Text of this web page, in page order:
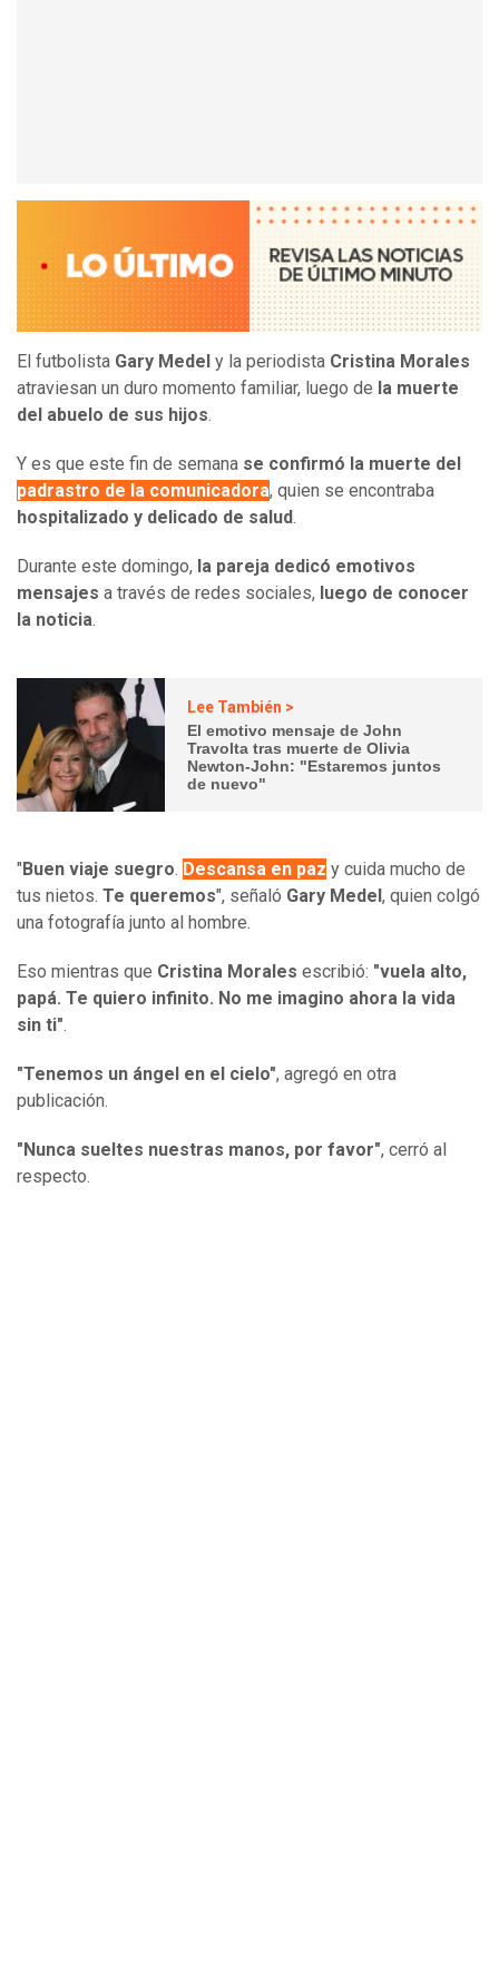
El futbolista Gary Medel y la periodista Cristina Morales
atraviesan un duro momento familiar, luego de la muerte
del abuelo de sus hijos.
Y es que este fin de semana se confirmó la muerte del
padrastro de la comunicadora, quien se encontraba
hospitalizado y delicado de salud.
Durante este domingo, la pareja dedicó emotivos
mensajes a través de redes sociales, luego de conocer
la noticia.
Lee También >
El emotivo mensaje de John
Travolta tras muerte de Olivia
Newton-John: "Estaremos juntos
de nuevo"
" Buen viaje suegro. Descansa en paz y cuida mucho de
tus nietos. Te queremos", señaló Gary Medel , quien colgó
una fotografía junto al hombre.
Eso mientras que Cristina Morales escribió: "vuela alto,
papá. Te quiero infinito. No me imagino ahora la vida
sin ti".
"Tenemos un ángel en el cielo", agregó en otra
publicación.
"Nunca sueltes nuestras manos, por favor", cerró al
respecto.